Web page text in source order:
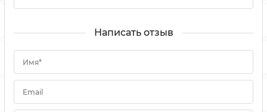
Написать отзыв
Имя*
Email